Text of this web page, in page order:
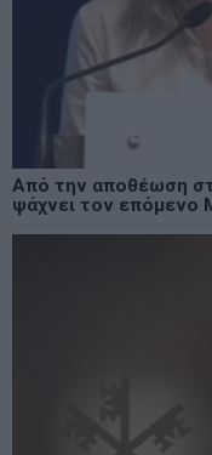
Από την αποθέωση
ψάχνει τον επόμενο